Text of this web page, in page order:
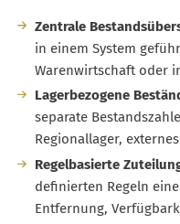
Zentrale
in einem System
Warenwirtschaft oder
Lagerbezogene
separate
Regionallager,
Regelbasierte
definierten Regeln
Entfernung,